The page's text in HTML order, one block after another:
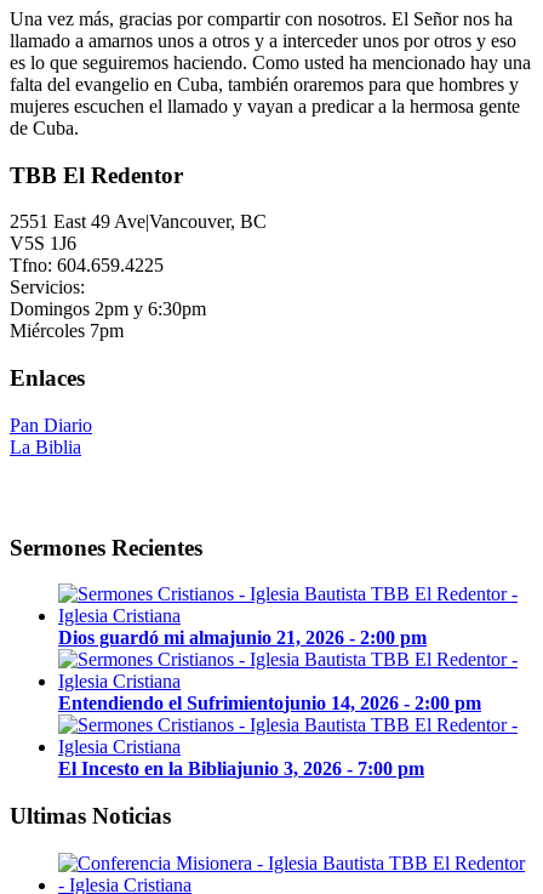
Una vez más, gracias por compartir con nosotros. El Señor nos ha
llamado a amarnos unos a otros y a interceder unos por otros y eso
es lo que seguiremos haciendo. Como usted ha mencionado hay una
falta del evangelio en Cuba, también oraremos para que hombres y
mujeres escuchen el llamado y vayan a predicar a la hermosa gente
de Cuba.
TBB El Redentor
2551 East 49 Ave|Vancouver, BC
V5S 1J6
Tfno: 604.659.4225
Servicios:
Domingos 2pm y 6:30pm
Miércoles 7pm
Enlaces
Pan Diario
La Biblia
Sermones Recientes
Dios guardó mi almajunio 21, 2026 - 2:00 pm
Entendiendo el Sufrimientojunio 14, 2026 - 2:00 pm
El Incesto en la Bibliajunio 3, 2026 - 7:00 pm
Ultimas Noticias